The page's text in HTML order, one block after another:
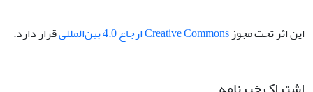
این اثر تحت مجوز Creative Commons ارجاع 4.0 بین‌المللی قرار دارد.